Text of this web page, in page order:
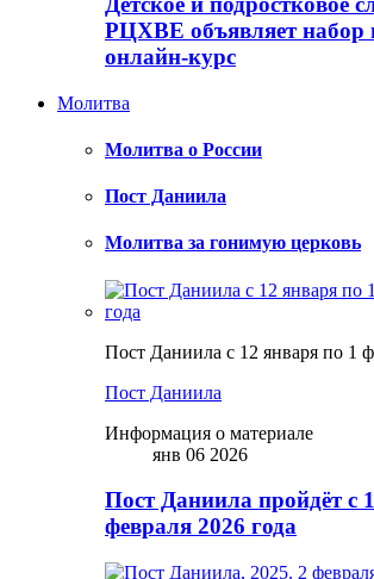
РЦХВЕ объявляет набор
онлайн-курс
Молитва
Молитва о России
Пост Даниила
Молитва за гонимую церковь
Пост Даниила с 12 января по 1
Пост Даниила
Информация о материале
янв 06 2026
Пост Даниила пройдёт с
февраля 2026 года